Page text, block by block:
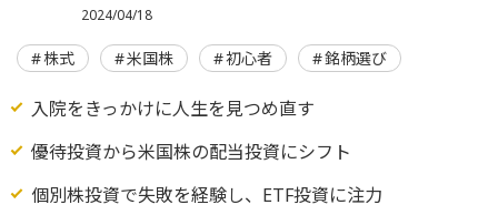
2024/04/18
株式 米国株 初心者 銘柄選び
入院をきっかけに人生を見つめ直す
優待投資から米国株の配当投資にシフト
個別株投資で失敗を経験し、ETF投資に注力